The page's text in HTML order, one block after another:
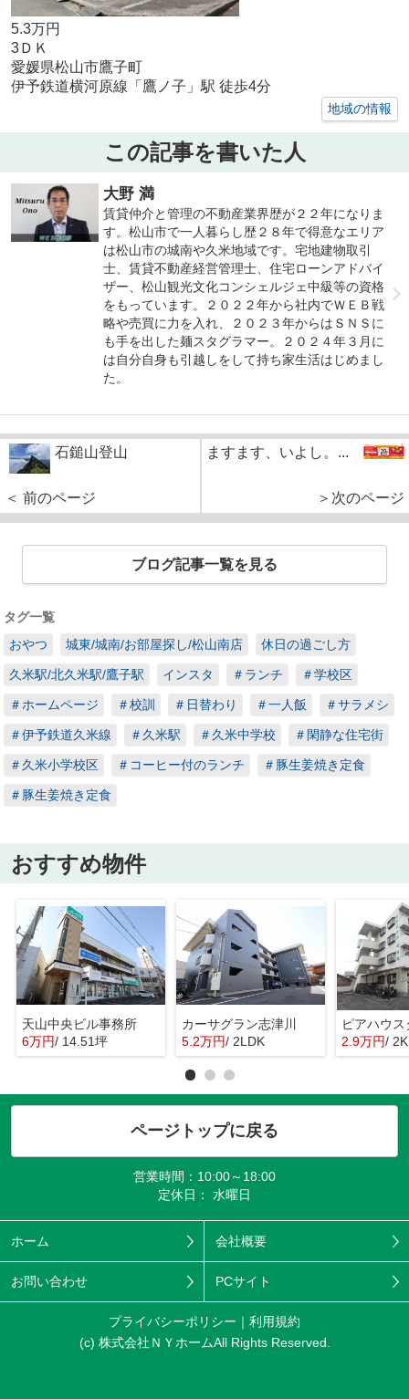
5.3万円
3ＤＫ
愛媛県松山市鷹子町
伊予鉄道横河原線「鷹ノ子」駅 徒歩4分
地域の情報
この記事を書いた人
大野 満
賃貸仲介と管理の不動産業界歴が２２年になりま
す。松山市で一人暮らし歴２８年で得意なエリア
は松山市の城南や久米地域です。宅地建物取引
士、賃貸不動産経営管理士、住宅ローンアドバイ
ザー、松山観光文化コンシェルジェ中級等の資格
をもっています。２０２２年から社内でＷＥＢ戦
略や売買に力を入れ、２０２３年からはＳＮＳに
も手を出した麺スタグラマー。２０２４年３月に
は自分自身も引越しをして持ち家生活はじめまし
た。
石鎚山登山
＜ 前のページ
ますます、いよし。...
＞次のページ
ブログ記事一覧を見る
タグ一覧
おやつ
城東/城南/お部屋探し/松山南店 休日の過ごし方
久米駅/北久米駅/鷹子駅 インスタ ＃ランチ ＃学校区
＃ホームページ ＃校訓 ＃日替わり ＃一人飯 ＃サラメシ
＃伊予鉄道久米線 ＃久米駅 ＃久米中学校 ＃閑静な住宅街
＃久米小学校区 ＃コーヒー付のランチ ＃豚生姜焼き定食
＃豚生姜焼き定食
おすすめ物件
天山中央ビル事務所
6万円/ 14.51坪
カーサグラン志津川
5.2万円/ 2LDK
ピアハウス
2.9万円/ 2K
ページトップに戻る
営業時間：10:00～18:00
定休日： 水曜日
ホーム 会社概要
お問い合わせ PCサイト
プライバシーポリシー
利用規約
(c) 株式会社ＮＹホームAll Rights Reserved.